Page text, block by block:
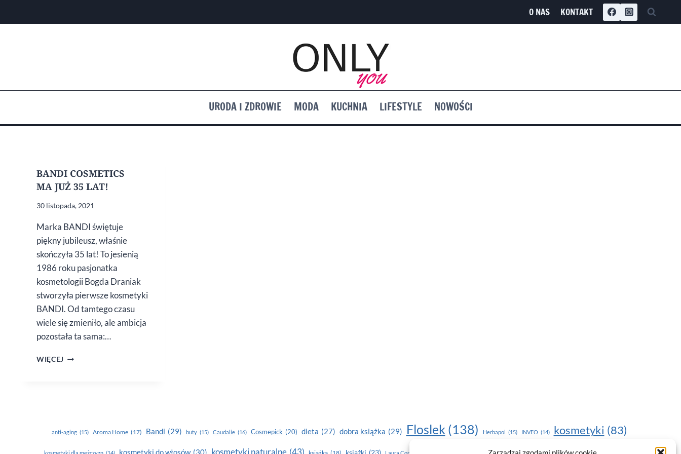
O NAS KONTAKT
URODA I ZDROWIE MODA KUCHNIA LIFESTYLE NOWOŚCI
BANDI COSMETICS
MA JUŻ 35 LAT!
30 listopada, 2021
Marka BANDI świętuje
piękny jubileusz, właśnie
skończyła 35 lat! To jesienią
1986 roku pasjonatka
kosmetologii Bogda Draniak
stworzyła pierwsze kosmetyki
BANDI. Od tamtego czasu
wiele się zmieniło, ale ambicja
pozostała ta sama:…
WIĘCEJ BANDI
anti-aging (15) Aroma Home (17) Bandi (29) buty (15) Caudalie (16) Cosmepick (20) dieta (27) dobra książka (29) Floslek (138) Herbapol (15) INVEO (14) kosmetyki (83)
kosmetyki do włosów (30) kosmetyki naturalne (43) moda(187)